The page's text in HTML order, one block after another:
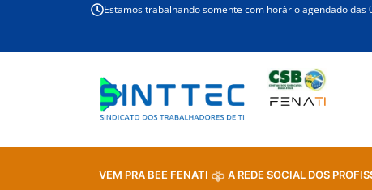
Estamos trabalhando somente com horário agendado das
VEM PRA BEE FENATI A REDE SOCIAL DOS